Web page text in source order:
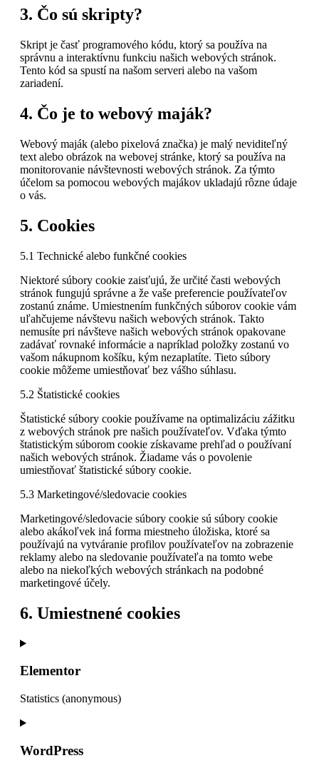
3. Čo sú skripty?
Skript je časť programového kódu, ktorý sa používa na
správnu a interaktívnu funkciu našich webových stránok.
Tento kód sa spustí na našom serveri alebo na vašom
zariadení.
4. Čo je to webový maják?
Webový maják (alebo pixelová značka) je malý neviditeľný
text alebo obrázok na webovej stránke, ktorý sa používa na
monitorovanie návštevnosti webových stránok. Za týmto
účelom sa pomocou webových majákov ukladajú rôzne údaje
o vás.
5. Cookies
5.1 Technické alebo funkčné cookies
Niektoré súbory cookie zaisťujú, že určité časti webových
stránok fungujú správne a že vaše preferencie používateľov
zostanú známe. Umiestnením funkčných súborov cookie vám
uľahčujeme návštevu našich webových stránok. Takto
nemusíte pri návšteve našich webových stránok opakovane
zadávať rovnaké informácie a napríklad položky zostanú vo
vašom nákupnom košíku, kým nezaplatíte. Tieto súbory
cookie môžeme umiestňovať bez vášho súhlasu.
5.2 Štatistické cookies
Štatistické súbory cookie používame na optimalizáciu zážitku
z webových stránok pre našich používateľov. Vďaka týmto
štatistickým súborom cookie získavame prehľad o používaní
našich webových stránok. Žiadame vás o povolenie
umiestňovať štatistické súbory cookie.
5.3 Marketingové/sledovacie cookies
Marketingové/sledovacie súbory cookie sú súbory cookie
alebo akákoľvek iná forma miestneho úložiska, ktoré sa
používajú na vytváranie profilov používateľov na zobrazenie
reklamy alebo na sledovanie používateľa na tomto webe
alebo na niekoľkých webových stránkach na podobné
marketingové účely.
6. Umiestnené cookies
Elementor
Statistics (anonymous)
Consent
service
WordPress